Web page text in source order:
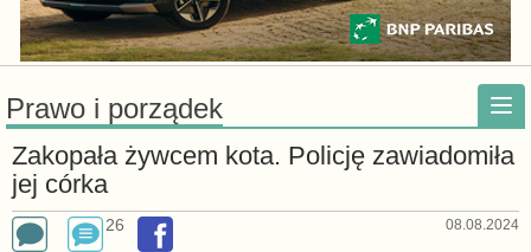
Prawo i porządek
Zakopała żywcem kota. Policję zawiadomiła
jej córka
26 08.08.2024